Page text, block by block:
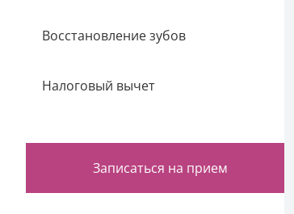
Восстановление зубов
Налоговый вычет
Записаться на прием